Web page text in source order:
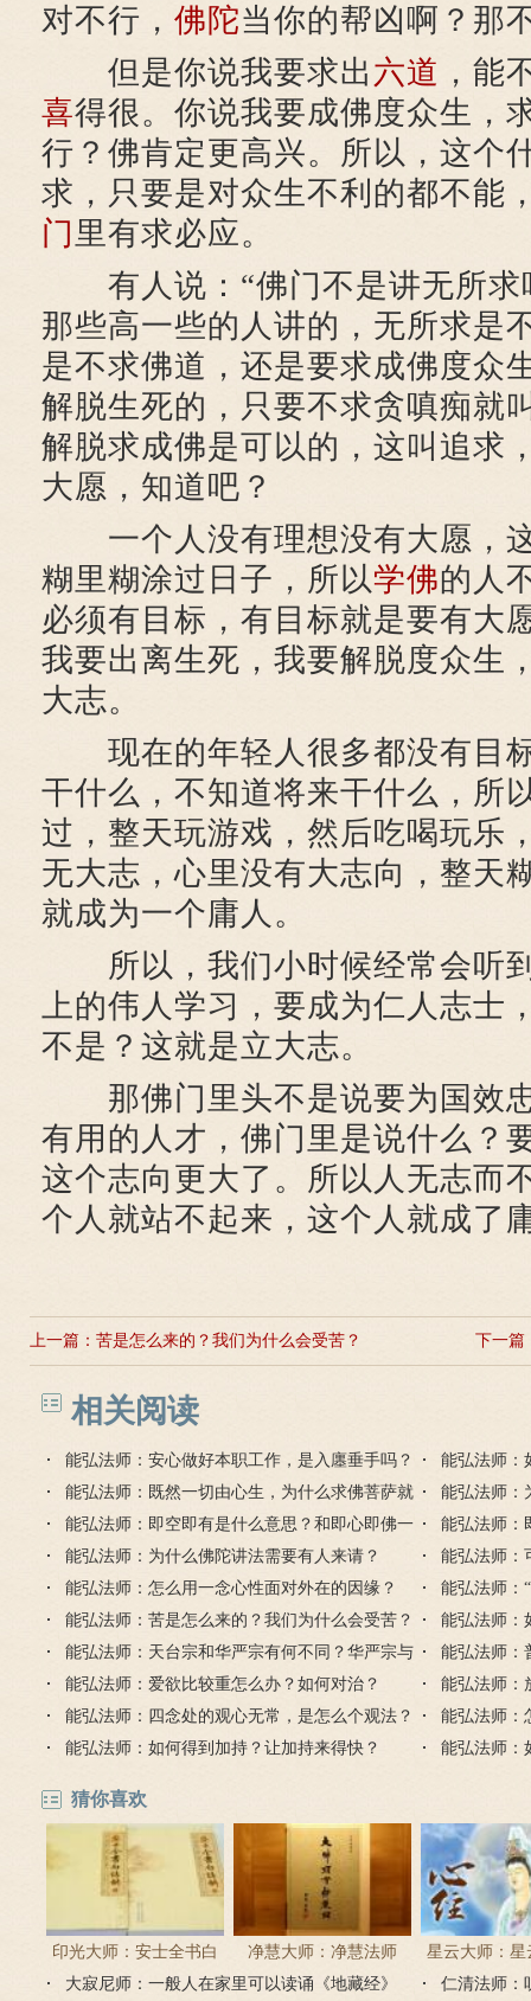
对不行， 佛陀当你的帮凶啊？那
但是你说我要求出 六道 ，能
喜得很。你说我要成佛度众生，
行？佛肯定更高兴。所以，这个
求，只要是对众生不利的都不能
门 里有求必应。
有人说：“佛门不是讲无所求
那些高一些的人讲的，无所求是
是不求佛道，还是要求成佛度众
解脱生死的，只要不求贪嗔痴就
解脱求成佛是可以的，这叫追求
大愿，知道吧？
一个人没有理想没有大愿，
糊里糊涂过日子，所以学佛的人
必须有目标，有目标就是要有大
我要出离生死，我要解脱度众生
大志。
现在的年轻人很多都没有目
干什么，不知道将来干什么，所
过，整天玩游戏，然后吃喝玩乐
无大志，心里没有大志向，整天
就成为一个庸人。
所以，我们小时候经常会听
上的伟人学习，要成为仁人志士
不是？这就是立大志。
那佛门里头不是说要为国效
有用的人才，佛门里是说什么？
这个志向更大了。所以人无志而
个人就站不起来，这个人就成了
上一篇： 苦是怎么来的？我们为什么会受苦？ 下一篇
相关阅读
能弘法师：安心做好本职工作，是入廛垂手吗？
能弘法师：
能弘法师：既然一切由心生，为什么求佛菩萨就
能得到加持？
能弘法师：
时候出现的
能弘法师：即空即有是什么意思？和即心即佛一
样吗？
能弘法师：
即佛？
能弘法师：为什么佛陀讲法需要有人来请？
能弘法师：
能成功吗？
能弘法师：怎么用一念心性面对外在的因缘？
能弘法师：
能弘法师：苦是怎么来的？我们为什么会受苦？
能弘法师：
气？
能弘法师：天台宗和华严宗有何不同？华严宗与
天台宗的判教
能弘法师：
能弘法师：爱欲比较重怎么办？如何对治？
能弘法师：
个？
能弘法师：四念处的观心无常，是怎么个观法？
能弘法师：
能弘法师：如何得到加持？让加持来得快？
能弘法师：
猜你喜欢
印光大师：安士全书白
话解
净慧大师：净慧法师
《楞严经》浅译
星云大师：星
《心经
大寂尼师：一般人在家里可以读诵《地藏经》 仁清法师：